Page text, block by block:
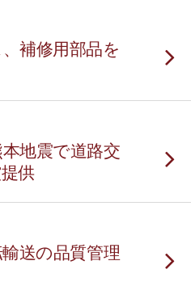
補修用部品を
地震で道路交
供
送の品質管理